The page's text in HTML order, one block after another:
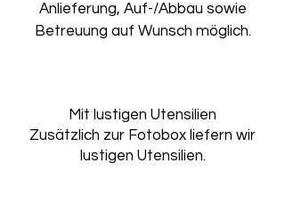
Anlieferung, Auf-/Abbau sowie
Betreuung auf Wunsch möglich.
Mit lustigen Utensilien
Zusätzlich zur Fotobox liefern wir
lustigen Utensilien.